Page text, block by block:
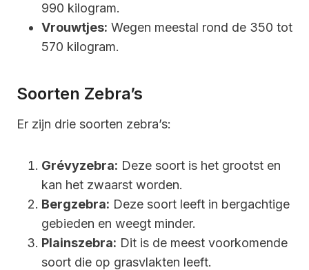
990 kilogram.
Vrouwtjes: Wegen meestal rond de 350 tot
570 kilogram.
Soorten Zebra’s
Er zijn drie soorten zebra’s:
Grévyzebra: Deze soort is het grootst en
kan het zwaarst worden.
Bergzebra: Deze soort leeft in bergachtige
gebieden en weegt minder.
Plainszebra: Dit is de meest voorkomende
soort die op grasvlakten leeft.